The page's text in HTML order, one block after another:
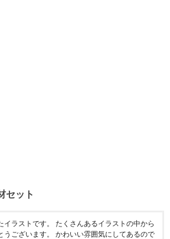
セット
イラストです。 たくさんあるイラストの中から
うございます。 かわいい雰囲気にしてあるので